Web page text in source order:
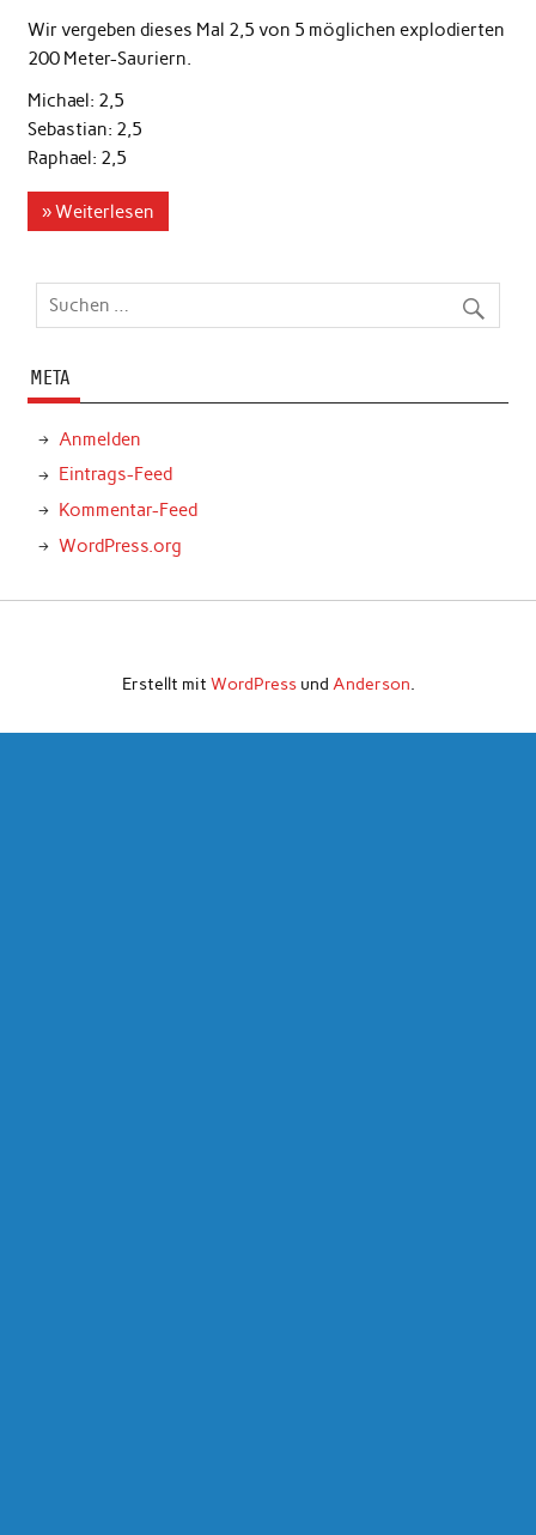
Wir vergeben dieses Mal 2,5 von 5 möglichen explodierten
200 Meter-Sauriern.
Michael: 2,5
Sebastian: 2,5
Raphael: 2,5
» Weiterlesen
META
Anmelden
Eintrags-Feed
Kommentar-Feed
WordPress.org
Erstellt mit WordPressund Anderson